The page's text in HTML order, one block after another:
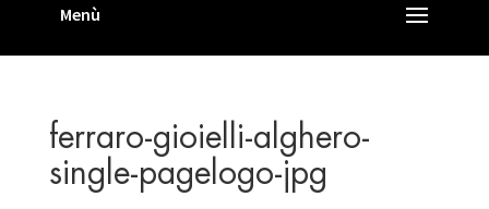
ferraro-gioielli-alghero-
single-pagelogo-jpg